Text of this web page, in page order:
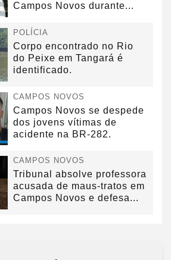
Campos Novos durante...
POLÍCIA
Corpo encontrado no Rio
do Peixe em Tangará é
identificado.
CAMPOS NOVOS
Campos Novos se despede
dos jovens vítimas de
acidente na BR-282.
CAMPOS NOVOS
Tribunal absolve professora
acusada de maus-tratos em
Campos Novos e defesa...